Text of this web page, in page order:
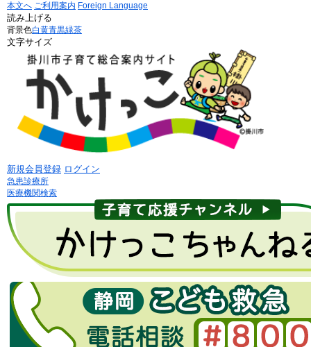
本文へ ご利用案内 Foreign Language
読み上げる
背景色白黄青黒緑茶
文字サイズ
新規会員登録 ログイン
急患診療所
医療機関検索